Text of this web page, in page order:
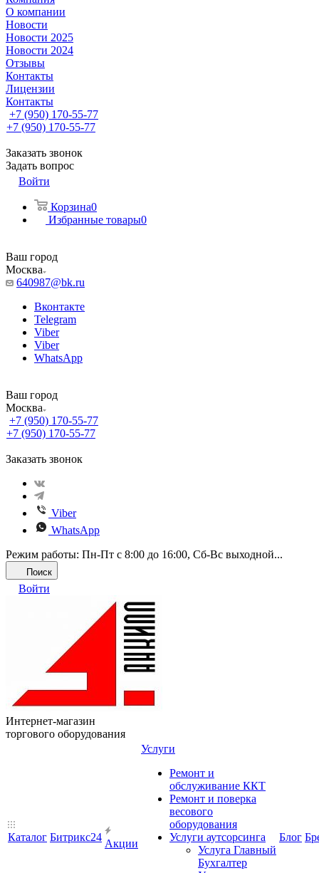
О компании
Новости
Новости 2025
Новости 2024
Отзывы
Контакты
Лицензии
Контакты
+7 (950) 170-55-77
+7 (950) 170-55-77
Заказать звонок
Задать вопрос
Войти
Корзина0
Избранные товары0
Ваш город
Москва
640987@bk.ru
Вконтакте
Telegram
Viber
Viber
WhatsApp
Ваш город
Москва
+7 (950) 170-55-77
+7 (950) 170-55-77
Заказать звонок
Viber
WhatsApp
Режим работы: Пн-Пт с 8:00 до 16:00, Cб-Вс выходной...
Поиск
Войти
Интернет-магазин
торгового оборудования
Каталог Битрикс24
Акции
Услуги
Ремонт и
обслуживание ККТ
Ремонт и поверка
весового
оборудования
Услуги аутсорсинга
Услуга Главный
Бухгалтер
Блог